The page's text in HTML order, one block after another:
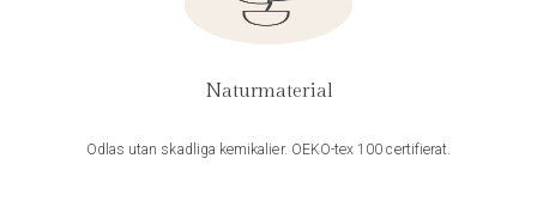
Naturmaterial
Odlas utan skadliga kemikalier. OEKO-tex 100 certifierat.